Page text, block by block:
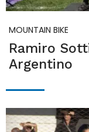
MOUNTAIN BIKE
Ramiro
Argentino